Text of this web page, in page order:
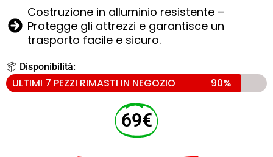
Costruzione in alluminio resistente –
Protegge gli attrezzi e garantisce un
trasporto facile e sicuro.
📦 Disponibilità:
ULTIMI 7 PEZZI RIMASTI IN NEGOZIO 90%
69€